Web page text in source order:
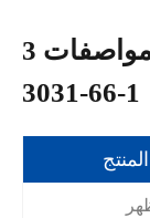
مواصفات 3-Hexyn-2 ، 5-diol CAS
3031-66-1